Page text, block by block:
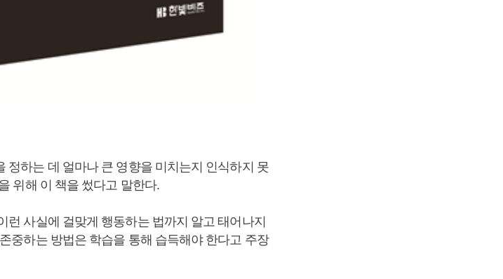
정하는 데 얼마나 큰 영향을 미치는지 인식하지 못
위해 이 책을 썼다고 말한다.
런 사실에 걸맞게 행동하는 법까지 알고 태어나지
중하는 방법은 학습을 통해 습득해야 한다고 주장